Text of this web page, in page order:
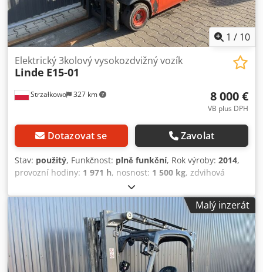
1 / 10
Strzałkowo 327 km
Elektrický 3kolový vysokozdvižný vozík
Linde E15-01
8 000 €
VB plus DPH
Dotazovat se Zavolat
Stav: použitý, Funkčnost: plně funkční, Rok výroby: 2014,
provozní hodiny: 1 971 h, nosnost: 1 500 kg, zdvihová
, volný zdvih:1 519 mm
elektrický, typ stožáru:triplex, stavební výška:2 121 mm,
typ pohonu:
, Elektrický tříkolový vysokozdvižný
vozík ISO třída: ISO třída 2 = 1 000 – 2 500 kg Typ stožáru:
Triplex Stav: Připraven k provozu a plně funkční Technický
stav: dobrý Dcjdpfsyt Tycsx Agdek Baterie Volt: 24V Boční
posuv, 3. ventil,
Malý inzerát